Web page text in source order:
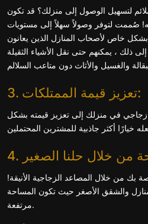
لتسهيل الوصول إلى منزلك؟ قد تكون
صُممت لتوفر وصولاً سهلاً إلى مستويات
خاص لأصحاب المنازل الذين يعانون
ذلك ، يمكنهم حتى نقل الأشياء الثقيلة
3. تعزيز قيمة الممتلكات:
في منزلك إلى تعزيز قيمته بشكل
بك من خلال المصاعد الزجاجية الأنيقة!
والشقق الأصغر حيث تكون المساحة
مرتفعة.